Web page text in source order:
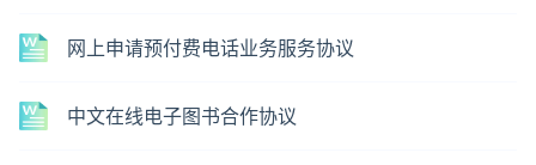
网上申请预付费电话业务服务协议
中文在线电子图书合作协议